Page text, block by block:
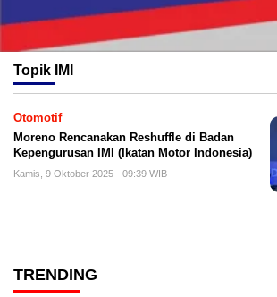
Topik IMI
Otomotif
Moreno Rencanakan Reshuffle di Badan
Kepengurusan IMI (Ikatan Motor Indonesia)
Kamis, 9 Oktober 2025 - 09:39 WIB
TRENDING